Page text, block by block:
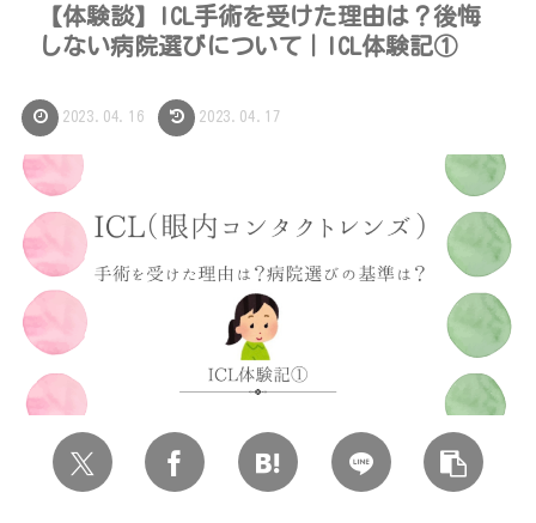
【体験談】ICL手術を受けた理由は？後悔
しない病院選びについて｜ICL体験記①
2023.04.16 2023.04.17